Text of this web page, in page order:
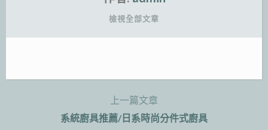
檢視全部文章
上一篇文章
系統廚具推薦/日系時尚分件式廚具